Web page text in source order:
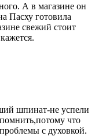
А в магазине он
Пасху готовила
свежий стоит
шпинат-не успели
что
с духовкой.